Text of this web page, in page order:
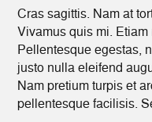
Cras sagittis. Nam at
Vivamus quis mi.
Pellentesque egestas,
justo nulla eleifend
Nam pretium turpis et
pellentesque facilisis.